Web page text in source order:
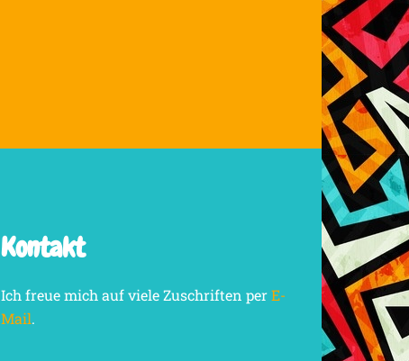
Kontakt
Ich freue mich auf viele Zuschriften perE-
Mail.